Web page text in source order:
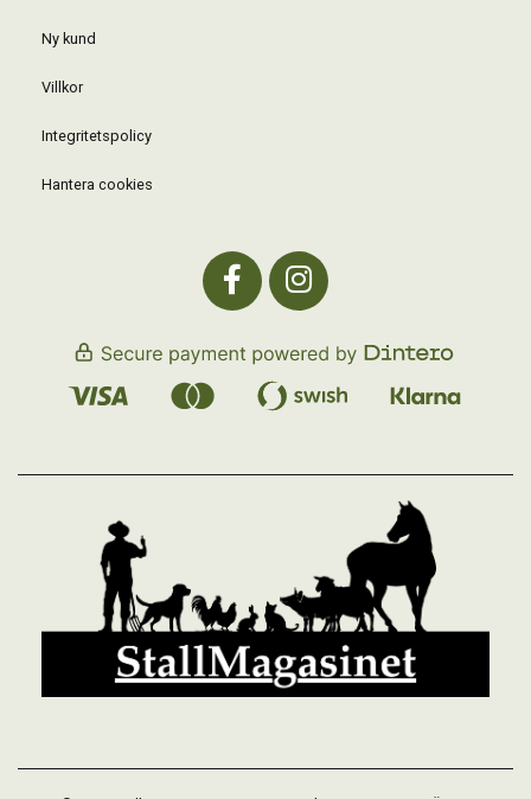
Ny kund
Villkor
Integritetspolicy
Hantera cookies